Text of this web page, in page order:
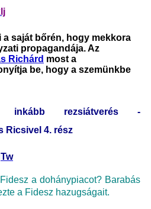
a saját bőrén, hogy mekkora
propagandája. Az
Richárd most a
be, hogy a szemünkbe
inkább rezsiátverés -
Ricsivel 4. rész
a dohánypiacot? Barabás
a Fidesz hazugságait.